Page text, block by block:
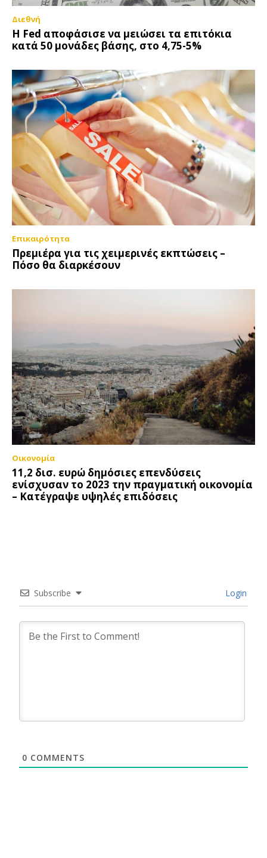
Διεθνή
Η Fed αποφάσισε να μειώσει τα επιτόκια
κατά 50 μονάδες βάσης, στο 4,75-5%
Επικαιρότητα
Πρεμιέρα για τις χειμερινές εκπτώσεις –
Πόσο θα διαρκέσουν
Οικονομία
11,2 δισ. ευρώ δημόσιες επενδύσεις
ενίσχυσαν το 2023 την πραγματική οικονομία
– Κατέγραψε υψηλές επιδόσεις
Subscribe Login
0 COMMENTS